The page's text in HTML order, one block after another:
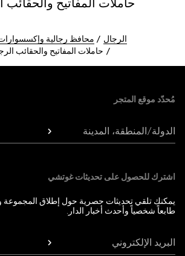
حاملات المفاتيح والحقائب
الرجال
محافظ رجالية
حاملات المفاتيح والحقائب
مُحدّد موقع المتجر
الدولة/المنطقة، المدينة
اشترك للحصول على تحديثات غوتشي
يمكنك تلقي تحديثات حصرية حول إطلاق المجموعة
طابعاً شخصياً وأحدث أخبار الدار.
البريد الإلكتروني